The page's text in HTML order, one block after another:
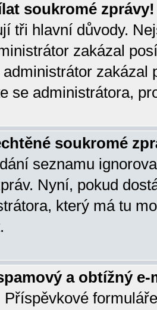
soukromé zprávy!
tři hlavní důvody.
zakázal
zakázal
se administrátora,
soukromé
seznamu
Nyní, pokud
který má tu
a obtížný
Příspěvkové